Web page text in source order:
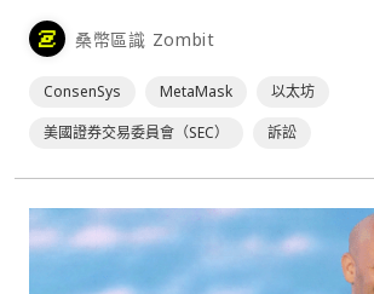
桑幣區識 Zombit
ConsenSys MetaMask
以太坊
美國證券交易委員會（SEC）
訴訟